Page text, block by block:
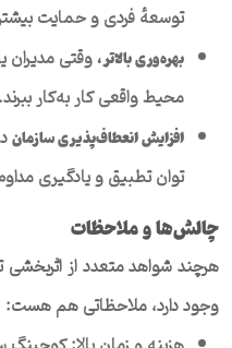
توسعهٔ فردی و حمایت
بهره‌وری بالاتر،وقتی مدیران
محیط واقعی کار به‌کار ببرند.
افزایش انعطاف‌پذیری سازمان
توان تطبیق و یادگیری
چالش‌ها و ملاحظات
هرچند شواهد متعدد از
وجود دارد، ملاحظاتی هم هست: